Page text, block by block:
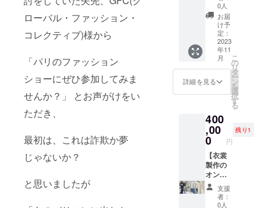
ローバル・ファッション・
コレクティブ)様から
「パリのファッション
ショーにぜひ参加してみま
せんか？」 とお声がけをい
ただき、
最初は、これは詐欺か夢
じゃないか？
と思いましたが
す。
届けす
る予定
です。
その後
ご注文
する際
にご提
示いた
だく形
となり
ます。
ルは
2023年
1月中に
ご入力
頂いた
アドレ
スへお
送りす
る予定
です。
るチ
ケット
を郵送
いたし
ます。
・お礼
のメッ
セージ
をメー
ルにて
お送り
いただ
きま
す。 ☆
お届け
予定：
・利用
チケッ
トを
2023年
8月より
しま
す。 利
用チ
ケット
は１枚
１回限
り、無
期限で
使用で
きま
す。 ☆
ン内
容： ・
150,000
円でセ
ミオー
ダー衣
裳が製
作でき
るチ
ケット
ン。衣
裳作り
を体験
してみ
う！】
オンラ
インに
てペア
テと一
緒にロ
チック
チュ
チュを
作りま
せん
か？ 製
作に必
要な材
料をお
送りし
0人
お届
け予
定：
2023
年11
月
詳細を見る
こ
の
リ
タ
ー
ン
を
選
択
す
る
400
,00
0 円
残り1
【衣裳
製作の
オンラ
イン
レッス
ン】 オ
支援
者：
0人